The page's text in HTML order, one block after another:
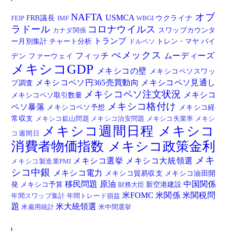
FEIPFRB議長IMF NAFTA USMCAWBGI ウクライナ オブ
ラドール カナダ関係 コロナウイルス スワップカウンタ
ー月別集計 チャート分析 トランプ ドルペソ トレン・マヤバイ
デン ファーウェイ フィッチぺメックス ムーディーズ
メキシコGDP メキシコの壁 メキシコペソスワッ
プ調査
メキシコペソ円365売買動向 メキシコペソ見通し
メキシコペソ取引数量 メキシコペソ注文状況 メキシコ
ペソ暴落 メキシコペソ予想 メキシコ格付け メキシコ経
常収支 メキシコ鉱山問題 メキシコ治安問題 メキシコ失業率 メキシ
コ週間日 メキシコ週間日程 メキシコ
消費者物価指数 メキシコ政策金利
メキシコ製造業PMI メキシコ選挙 メキシコ大統領選 メキ
シコ中銀
メキシコ電力 メキシコ貿易収支 メキシコ油田開
発 メキシコ予算移民問題 原油 財務大臣 新空港建設 中国関係
年間スワップ集計 年間トレード損益 米FOMC米関係 米関税問
題米雇用統計米大統領選米中間選挙